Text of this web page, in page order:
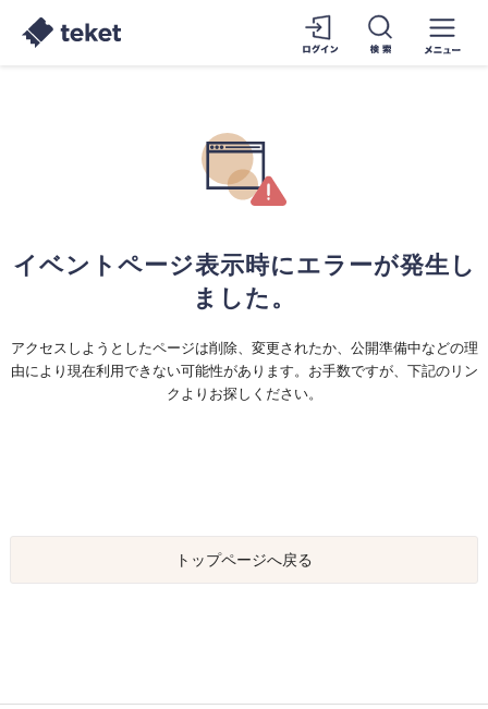
イベントページ表示時にエラーが発生し
ました。
アクセスしようとしたページは削除、変更されたか、公開準備中などの理
由により現在利用できない可能性があります。お手数ですが、下記のリン
クよりお探しください。
トップページへ戻る